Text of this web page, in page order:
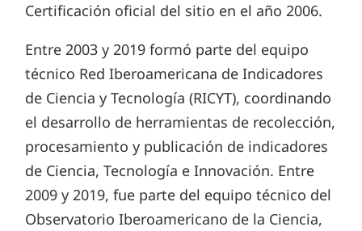
Certificación oficial del sitio en el año 2006.
Entre 2003 y 2019 formó parte del equipo
técnico Red Iberoamericana de Indicadores
de Ciencia y Tecnología (RICYT), coordinando
el desarrollo de herramientas de recolección,
procesamiento y publicación de indicadores
de Ciencia, Tecnología e Innovación. Entre
2009 y 2019, fue parte del equipo técnico del
Observatorio Iberoamericano de la Ciencia,